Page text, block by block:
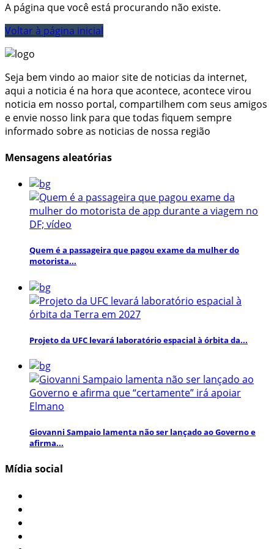
A página que você está procurando não existe.
Voltar à página inicial
Seja bem vindo ao maior site de noticias da internet,
aqui a noticia é na hora que acontece, acontece virou
noticia em nosso portal, compartilhem com seus amigos
e envie nosso link para que todas fiquem sempre
informado sobre as noticias de nossa região
Mensagens aleatórias
Quem é a passageira que pagou exame da mulher do
motorista...
Projeto da UFC levará laboratório espacial à órbita da...
Giovanni Sampaio lamenta não ser lançado ao Governo e
afirma...
Mídia social